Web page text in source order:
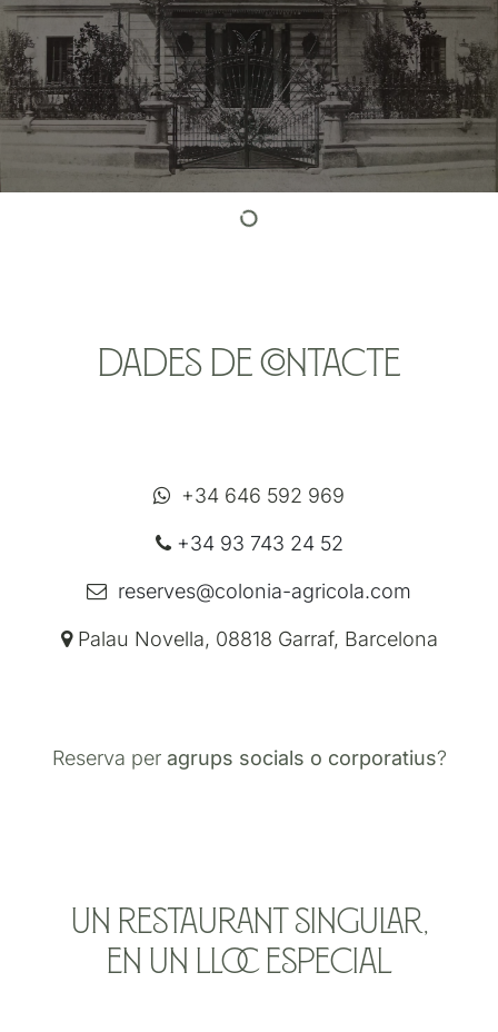
DADES DE CONTACTE
+34 646 592 969
+34 93 743 24 52
reserves@colonia-agricola.com
Palau Novella, 08818 Garraf, Barcelona
Reserva per agrups socials o corporatius?
Un restaurant singular,
en un lloc especial